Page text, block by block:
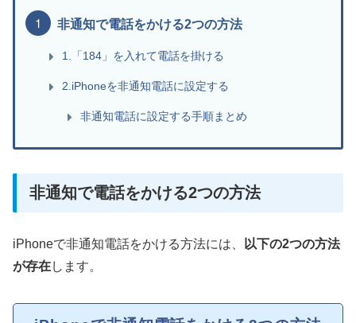
非通知で電話をかける2つの方法
1.「184」を入れて電話を掛ける
2.iPhoneを非通知電話に設定する
非通知電話に設定する手順まとめ
非通知で電話をかける2つの方法
iPhoneで非通知電話をかける方法には、
以下の2つの方法
が存在します。